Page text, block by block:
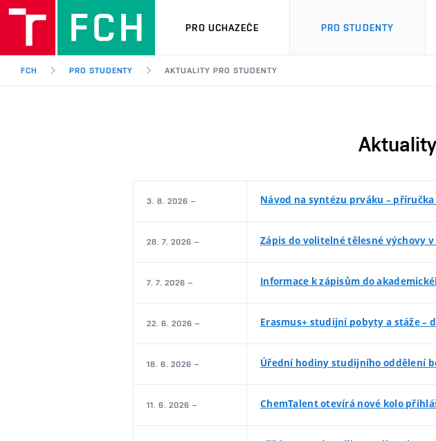
PRO UCHAZEČE PRO STUDENTY
FCH PRO STUDENTY AKTUALITY PRO STUDENTY
3. 8. 2026 – Návod na syntézu prváku –
28. 7. 2026 – Zápis do volitelné tělesné výchovy
7. 7. 2026 – Informace k zápisům do
22. 6. 2026 – Erasmus+ studijní pobyty a stáže –
18. 6. 2026 – Úřední hodiny studijního oddělení
11. 6. 2026 – ChemTalent otevírá nové kolo